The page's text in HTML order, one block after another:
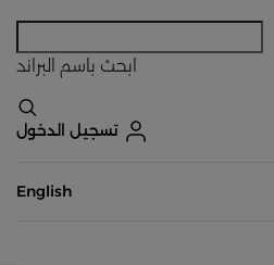
ابحث باسم البراند
تسجيل الدخول
English